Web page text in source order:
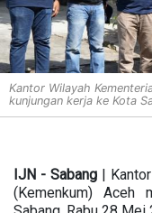
Kantor Wilayah
kunjungan kerja ke Kota
IJN - Sabang| Kantor
(Kemenkum) Aceh